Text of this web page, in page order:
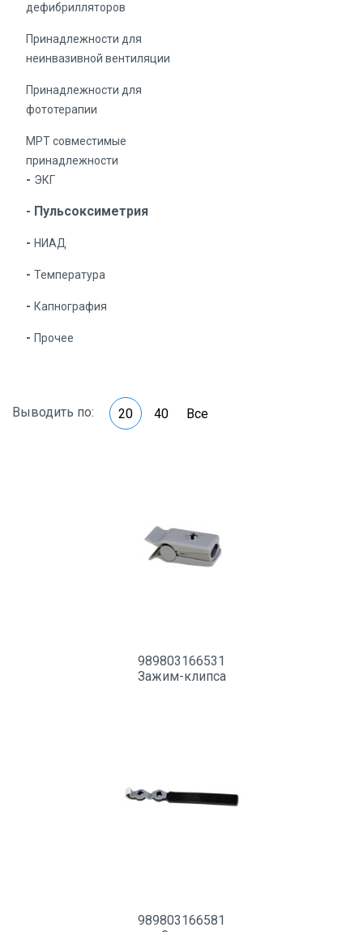
дефибрилляторов
Принадлежности для
неинвазивной вентиляции
Принадлежности для
фототерапии
МРТ совместимые
принадлежности
ЭКГ
Пульсоксиметрия
НИАД
Температура
Капнография
Прочее
Выводить по: 20 40 Все
989803166531
Зажим-клипса
989803166581